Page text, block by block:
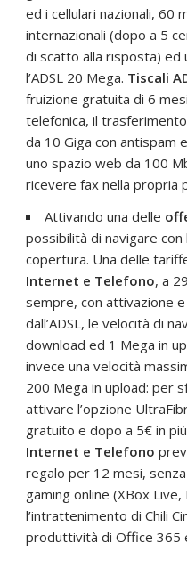
ed i cellulari nazionali, 60
internazionali (dopo a 5
di scatto alla risposta) ed
l’ADSL 20 Mega. Tiscali
fruizione gratuita di 6
telefonica, il
da 10 Giga con antispam
uno spazio web da 100
ricevere fax nella propria
Attivando una delle
possibilità di navigare con
copertura. Una delle
Internet e Telefono, a
sempre, con attivazione
dall’ADSL, le velocità di
download ed 1 Mega in
invece una velocità
200 Mega in upload: per
attivare l’opzione
gratuito e dopo a 5€ in più
Internet e Telefono
regalo per 12 mesi,
gaming online (XBox Live,
l’intrattenimento di Chili
produttività di Office 365